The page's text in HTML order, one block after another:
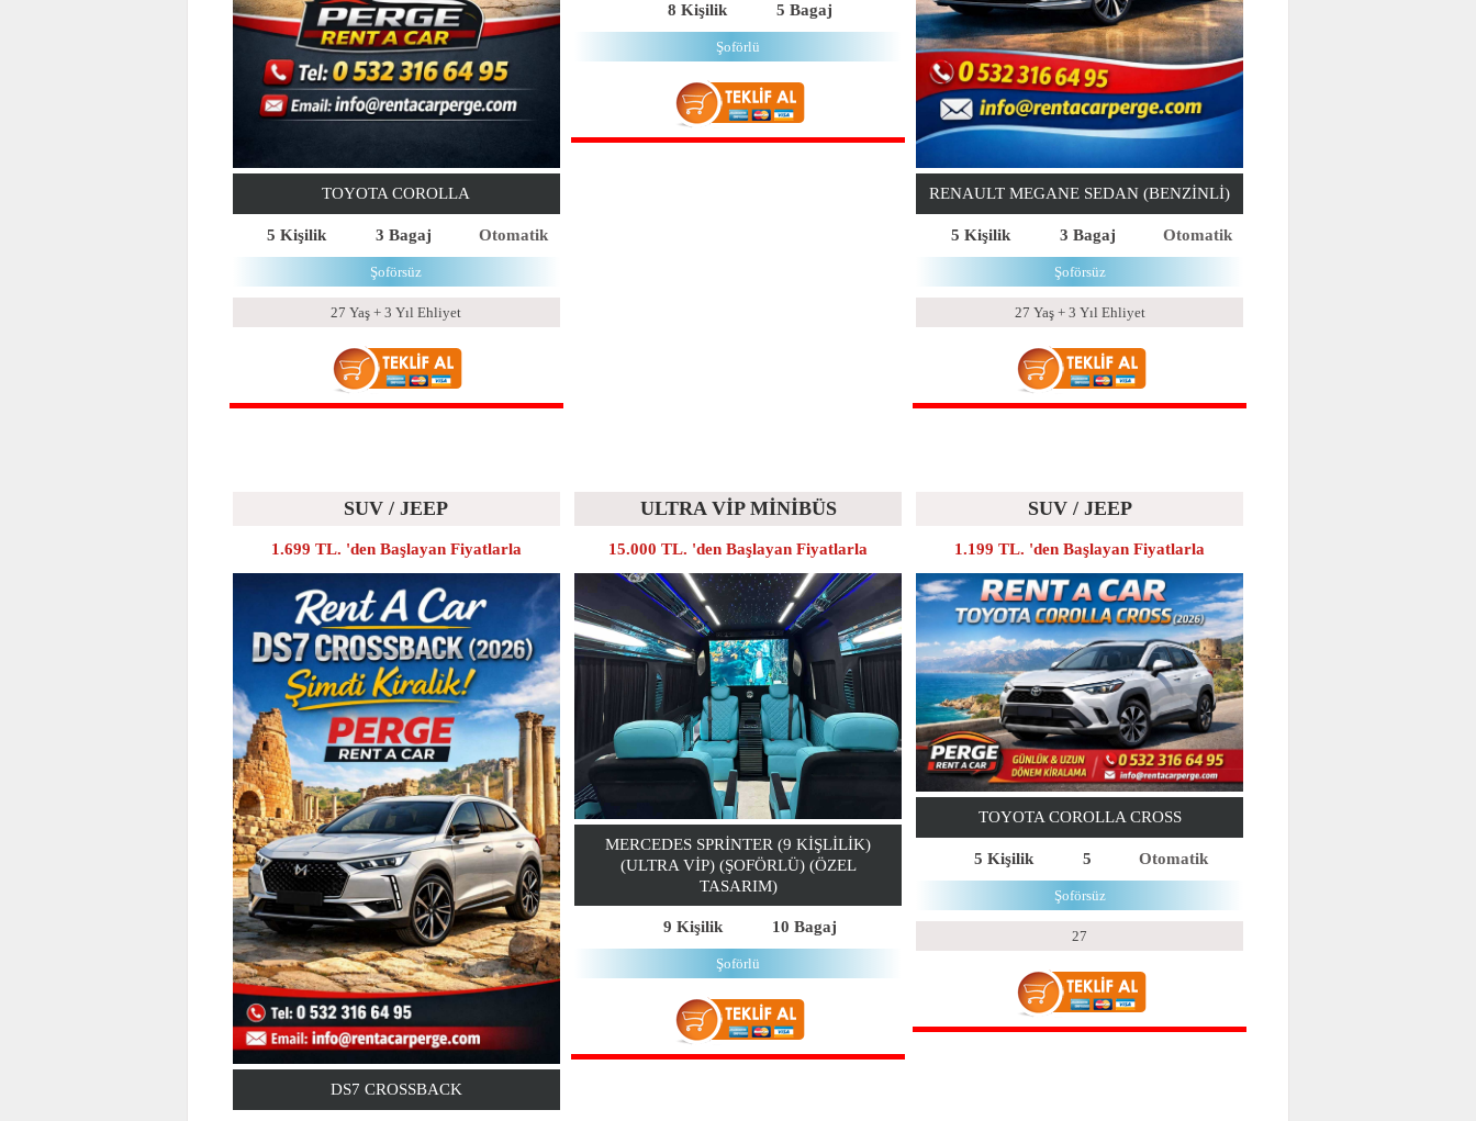
TOYOTA COROLLA
5 Kişilik 3 Bagaj Otomatik
Şoförsüz
27 Yaş + 3 Yıl Ehliyet
8 Kişilik 5 Bagaj
Şoförlü
RENAULT MEGANE SEDAN (BENZINLI)
5 Kişilik 3 Bagaj Otomatik
Şoförsüz
27 Yaş + 3 Yıl Ehliyet
SUV / JEEP
1.699 TL. 'den Başlayan Fiyatlarla
DS7 CROSSBACK
ULTRA VİP MİNİBÜS
15.000 TL. 'den Başlayan Fiyatlarla
MERCEDES SPRINTER (9 KIŞLILIK)
(ULTRA VIP) (ŞOFÖRLÜ) (ÖZEL
TASARIM)
9 Kişilik 10 Bagaj
Şoförlü
SUV / JEEP
1.199 TL. 'den Başlayan Fiyatlarla
TOYOTA COROLLA CROSS
5 Kişilik 5 Otomatik
Şoförsüz
27